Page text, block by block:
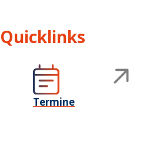
Quicklinks
Termine